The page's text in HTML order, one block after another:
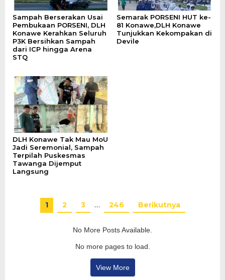
Sampah Berserakan Usai
Pembukaan PORSENI, DLH
Konawe Kerahkan Seluruh
P3K Bersihkan Sampah
dari ICP hingga Arena
STQ
Semarak PORSENI HUT ke-
81 Konawe,DLH Konawe
Tunjukkan Kekompakan di
Devile
DLH Konawe Tak Mau MoU
Jadi Seremonial, Sampah
Terpilah Puskesmas
Tawanga Dijemput
Langsung
1 2 3 … 246 Berikutnya
No More Posts Available.
No more pages to load.
View More